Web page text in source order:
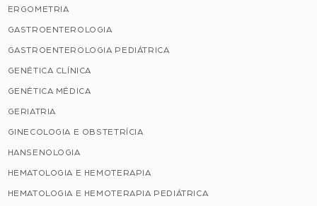
ERGOMETRIA
GASTROENTEROLOGIA
GASTROENTEROLOGIA PEDIÁTRICA
GENÉTICA CLÍNICA
GENÉTICA MÉDICA
GERIATRIA
GINECOLOGIA E OBSTETRÍCIA
HANSENOLOGIA
HEMATOLOGIA E HEMOTERAPIA
HEMATOLOGIA E HEMOTERAPIA PEDIÁTRICA